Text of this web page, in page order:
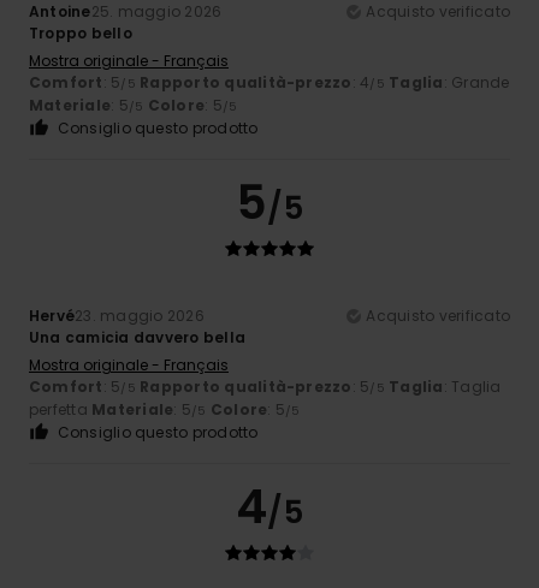
Antoine25. maggio 2026
Acquisto verificato
Troppo bello
Mostra originale - Français
Comfort: 5/5 Rapporto qualità-prezzo: 4/5 Taglia: Grande
Materiale: 5/5 Colore: 5/5
Consiglio questo prodotto
5/5
Hervé23. maggio 2026
Acquisto verificato
Una camicia davvero bella
Mostra originale - Français
Comfort: 5/5 Rapporto qualità-prezzo: 5/5 Taglia: Taglia
perfetta Materiale: 5/5 Colore: 5/5
Consiglio questo prodotto
4/5